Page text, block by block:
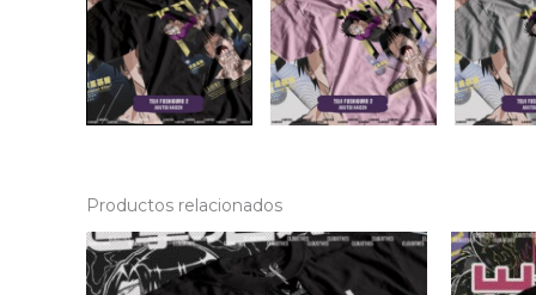
Productos relacionados